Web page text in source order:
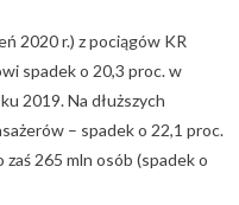
2020 r.) z pociągów KR
spadek o 20,3 proc. w
2019. Na dłuższych
– spadek o 22,1 proc.
265 mln osób (spadek o